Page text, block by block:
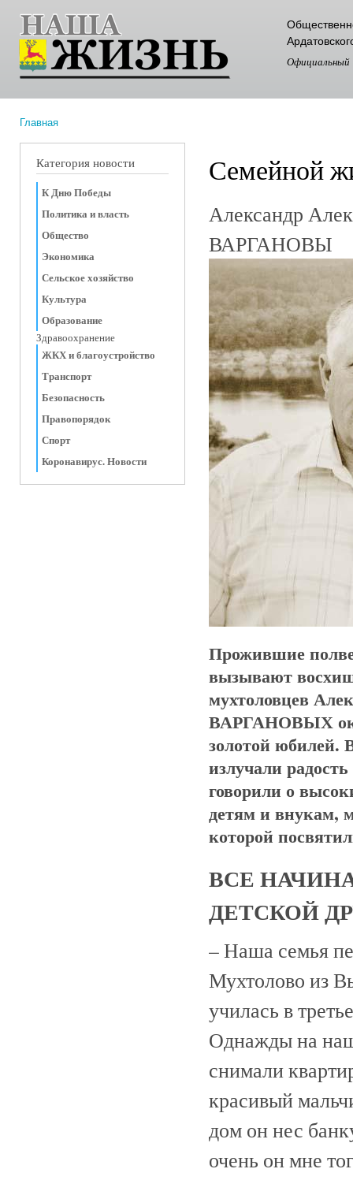
Официальный
Главная
Категория новости
К Дню Победы
Политика и власть
Общество
Экономика
Сельское хозяйство
Культура
Образование
Здравоохранение
ЖКХ и благоустройство
Транспорт
Безопасность
Правопорядок
Спорт
Коронавирус. Новости
Семейной
Александр
ВАРГАНОВЫ
Прожившие
вызывают
мухтоловцев
ВАРГАНОВЫХ
золотой юбилей.
излучали
говорили о
детям и внукам,
которой
ВСЕ
ДЕТСКОЙ
– Наша семья
Мухтолово из
училась в
Однажды на
снимали
красивый
дом он нес
очень он мне